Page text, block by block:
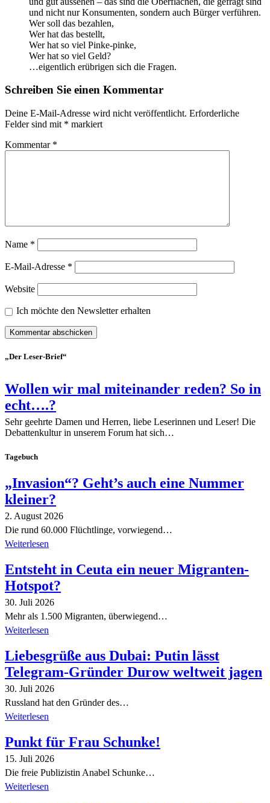
und nicht nur Konsumenten, sondern auch Bürger verführen.
Wer soll das bezahlen,
Wer hat das bestellt,
Wer hat so viel Pinke-pinke,
Wer hat so viel Geld?
…eigentlich erübrigen sich die Fragen.
Schreiben Sie einen Kommentar
Deine E-Mail-Adresse wird nicht veröffentlicht. Erforderliche
Felder sind mit * markiert
Kommentar *
Name *
E-Mail-Adresse *
Website
Ich möchte den Newsletter erhalten
„Der Leser-Brief“
Wollen wir mal miteinander reden? So in
echt….?
Sehr geehrte Damen und Herren, liebe Leserinnen und Leser! Die
Debattenkultur in unserem Forum hat sich…
Tagebuch
„Invasion“? Geht’s auch eine Nummer
kleiner?
2. August 2026
Die rund 60.000 Flüchtlinge, vorwiegend…
Weiterlesen
Entsteht in Ceuta ein neuer Migranten-
Hotspot?
30. Juli 2026
Mehr als 1.500 Migranten, überwiegend…
Weiterlesen
Liebesgrüße aus Dubai: Putin lässt
Telegram-Gründer Durow weltweit jagen
30. Juli 2026
Russland hat den Gründer des…
Weiterlesen
Punkt für Frau Schunke!
15. Juli 2026
Die freie Publizistin Anabel Schunke…
Weiterlesen